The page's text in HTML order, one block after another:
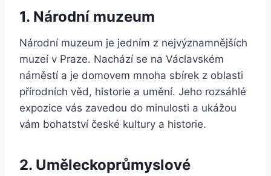
1. Národní muzeum
Národní muzeum je jedním z nejvýznamnějších
muzeí v Praze. Nachází se na Václavském
náměstí a je domovem mnoha sbírek z oblasti
přírodních věd, historie a umění. Jeho rozsáhlé
expozice vás zavedou do minulosti a ukážou
vám bohatství české kultury a historie.
2. Uměleckoprůmyslové